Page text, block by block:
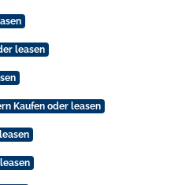
leasen
Kaufen oder leasen